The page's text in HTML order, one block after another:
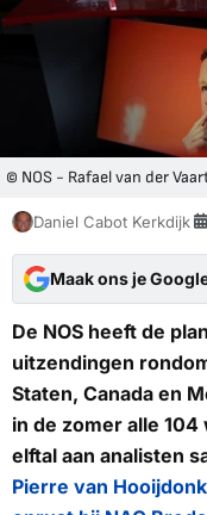
© NOS - Rafael van der
Daniel Cabot Kerkdijk
Maak ons je
De NOS heeft de
uitzendingen
Staten, Canada en
in de zomer alle
elftal aan analisten
Pierre van